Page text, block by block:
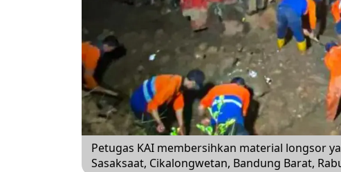
Petugas KAI membersihkan material longsor
Sasaksaat, Cikalongwetan, Bandung Barat,